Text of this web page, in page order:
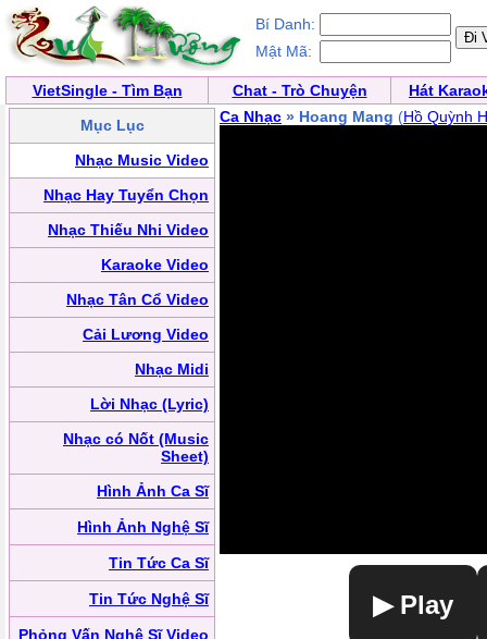
Bí Danh:
Mật Mã:
VietSingle - Tìm Bạn Chat - Trò Chuyện
Hát
Mục Lục
Nhạc Music Video
Nhạc Hay Tuyển Chọn
Nhạc Thiếu Nhi Video
Karaoke Video
Nhạc Tân Cổ Video
Cải Lương Video
Nhạc Midi
Lời Nhạc (Lyric)
Nhạc có Nốt (Music
Sheet)
Hình Ảnh Ca Sĩ
Hình Ảnh Nghệ Sĩ
Tin Tức Ca Sĩ
Tin Tức Nghệ Sĩ
Phỏng Vấn Nghệ Sĩ Video
Ca Nhạc » Hoang Mang (Hồ Quỳnh
▶ Play